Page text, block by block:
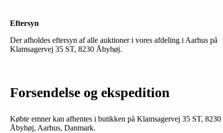
Eftersyn
Der afholdes eftersyn af alle auktioner i vores afdeling i Aarhus på
Klamsagervej 35 ST, 8230 Åbyhøj.
Forsendelse og ekspedition
Købte emner kan afhentes i butikken på Klamsagervej 35 ST, 8230
Åbyhøj, Aarhus, Danmark.